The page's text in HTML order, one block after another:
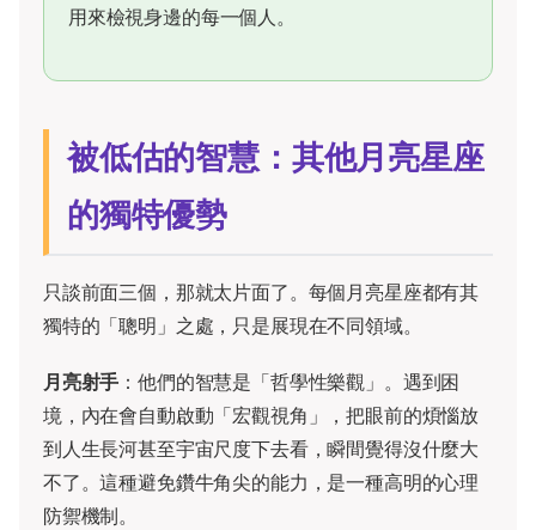
用來檢視身邊的每一個人。
被低估的智慧：其他月亮星座
的獨特優勢
只談前面三個，那就太片面了。每個月亮星座都有其
獨特的「聰明」之處，只是展現在不同領域。
月亮射手 ：他們的智慧是「哲學性樂觀」。遇到困
境，內在會自動啟動「宏觀視角」，把眼前的煩惱放
到人生長河甚至宇宙尺度下去看，瞬間覺得沒什麼大
不了。這種避免鑽牛角尖的能力，是一種高明的心理
防禦機制。